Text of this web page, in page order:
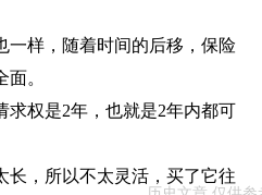
一样，随着时间的后移，保险
。
求权是2年，也就是2年内都可
长，所以不太灵活，买了它往